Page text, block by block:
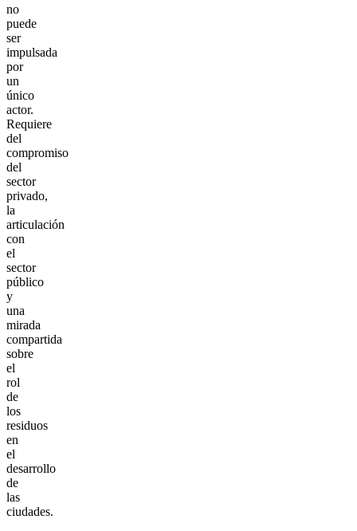
no
puede
ser
impulsada
por
un
único
actor.
Requiere
del
compromiso
del
sector
privado,
la
articulación
con
el
sector
público
y
una
mirada
compartida
sobre
el
rol
de
los
residuos
en
el
desarrollo
de
las
ciudades.